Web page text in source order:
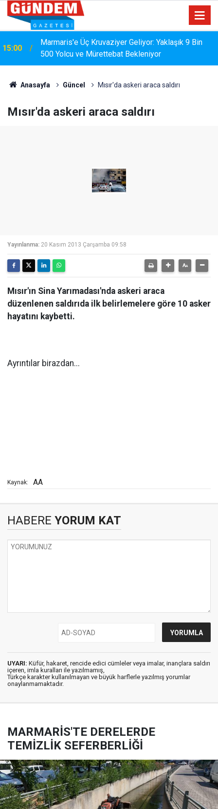
15:00
Marmaris'e Üç Kruvaziyer Geliyor: Yaklaşık 9 Bin
500 Yolcu ve Mürettebat Bekleniyor
Anasayfa Güncel Mısır'da askeri araca saldırı
Mısır'da askeri araca saldırı
Yayınlanma: 20 Kasım 2013 Çarşamba 09:58
Mısır'ın Sina Yarımadası'nda askeri araca
düzenlenen saldırıda ilk belirlemelere göre 10 asker
hayatını kaybetti.
Ayrıntılar birazdan...
Kaynak: AA
HABERE YORUM KAT
UYARI: Küfür, hakaret, rencide edici cümleler veya imalar, inançlara saldırı
içeren, imla kuralları ile yazılmamış,
Türkçe karakter kullanılmayan ve büyük harflerle yazılmış yorumlar
onaylanmamaktadır.
MARMARİS'TE DERELERDE
TEMİZLİK SEFERBERLİĞİ